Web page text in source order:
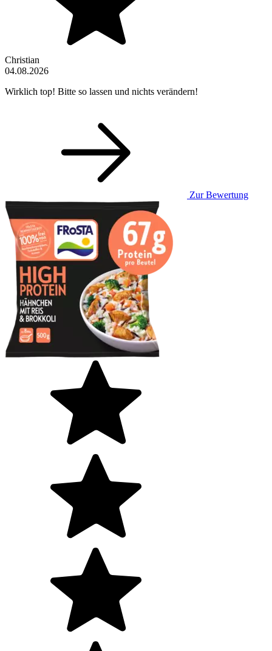
Christian
04.08.2026
Wirklich top! Bitte so lassen und nichts verändern!
Zur Bewertung